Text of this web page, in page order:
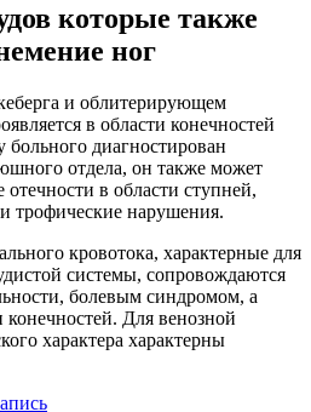
которые также
ног
и облитерирующем
в области конечностей
больного диагностирован
отдела, он также может
в области ступней,
трофические нарушения.
кровотока, характерные для
системы, сопровождаются
болевым синдромом, а
конечностей. Для венозной
характера характерны